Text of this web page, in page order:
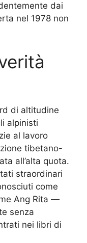
dai
nel 1978 non
di altitudine
alpinisti
al lavoro
tibetano-
all’alta quota.
straordinari
come
Ang Rita —
senza
nei libri di